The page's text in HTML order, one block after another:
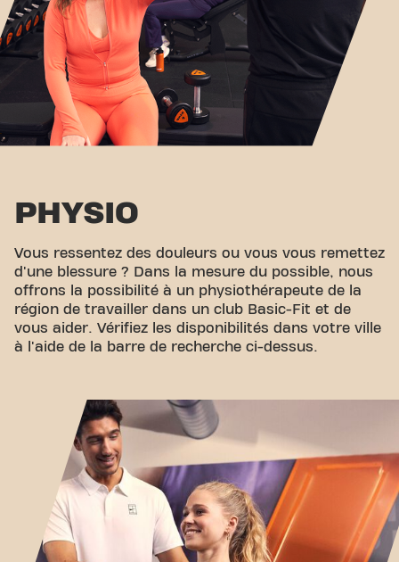
PHYSIO
Vous ressentez des douleurs ou vous vous remettez
d'une blessure ? Dans la mesure du possible, nous
offrons la possibilité à un physiothérapeute de la
région de travailler dans un club Basic-Fit et de
vous aider. Vérifiez les disponibilités dans votre ville
à l'aide de la barre de recherche ci-dessus.